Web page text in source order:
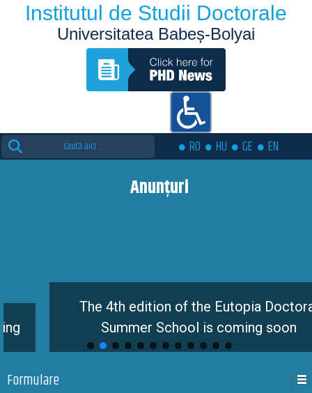
Institutul de Studii Doctorale
Universitatea Babeș-Bolyai
Search
for:
RO HU GE EN
Anunțuri
The 4th edition of the Eutopia Doctoral
Summer School is coming soon
Formulare